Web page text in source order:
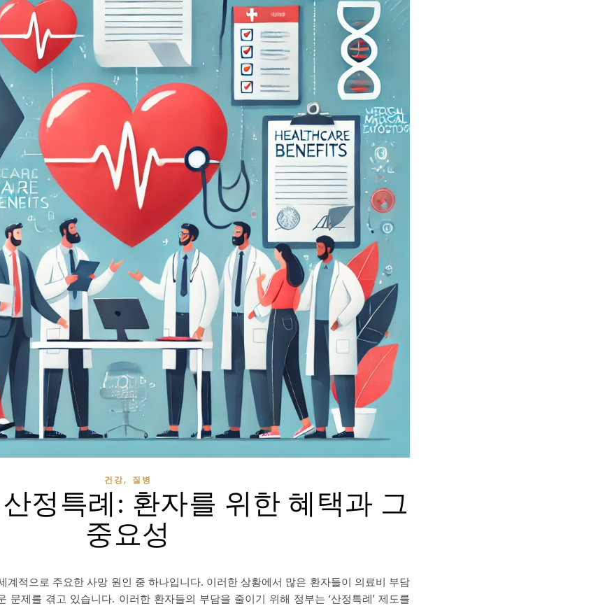
건강, 질병
정특례: 환자를 위한 혜택과 그
중요성
계적으로 주요한 사망 원인 중 하나입니다. 이러한 상황에서 많은 환자들이 의료비 부담
문제를 겪고 있습니다. 이러한 환자들의 부담을 줄이기 위해 정부는 ‘산정특례’ 제도를